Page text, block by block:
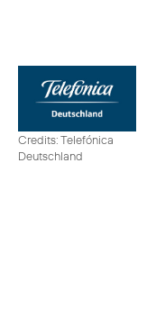
Credits: Telefónica
Deutschland